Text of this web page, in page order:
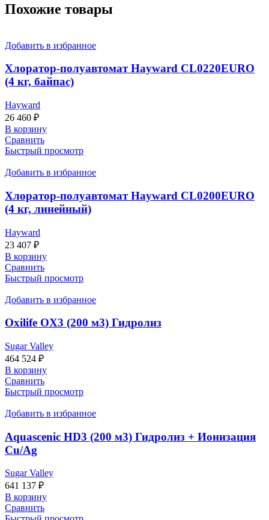
Похожие товары
Добавить в избранное
Хлоратор-полуавтомат Hayward CL0220EURO
(4 кг, байпас)
Hayward
26 460 ₽
В корзину
Сравнить
Быстрый просмотр
Добавить в избранное
Хлоратор-полуавтомат Hayward CL0200EURO
(4 кг, линейный)
Hayward
23 407 ₽
В корзину
Сравнить
Быстрый просмотр
Добавить в избранное
Oxilife OX3 (200 м3) Гидролиз
Sugar Valley
464 524 ₽
В корзину
Сравнить
Быстрый просмотр
Добавить в избранное
Aquascenic HD3 (200 м3) Гидролиз + Ионизация
Cu/Ag
Sugar Valley
641 137 ₽
В корзину
Сравнить